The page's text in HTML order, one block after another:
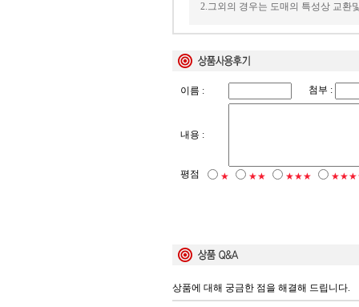
2.그외의 경우는 도매의 특성상 교환
이름 : 첨부 :
내용 :
평점 ★ ★★ ★★★
상품에 대해 궁금한 점을 해결해 드립니다.